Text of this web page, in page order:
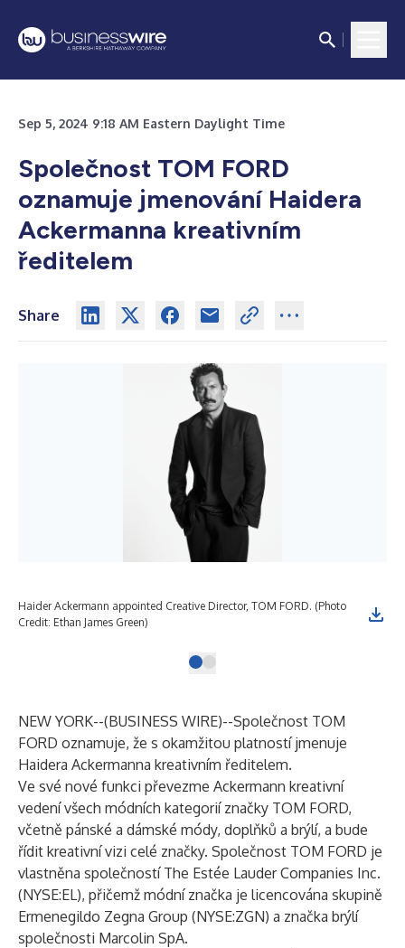
Sep 5, 2024 9:18 AM Eastern Daylight Time
Společnost TOM FORD
oznamuje jmenování Haidera
Ackermanna kreativním
ředitelem
Share
Haider Ackermann appointed Creative Director, TOM FORD. (Photo
Credit: Ethan James Green)
NEW YORK--(BUSINESS WIRE)--Společnost TOM
FORD oznamuje, že s okamžitou platností jmenuje
Haidera Ackermanna kreativním ředitelem.
Ve své nové funkci převezme Ackermann kreativní
vedení všech módních kategorií značky TOM FORD,
včetně pánské a dámské módy, doplňků a brýlí, a bude
řídit kreativní vizi celé značky. Společnost TOM FORD je
vlastněna společností The Estée Lauder Companies Inc.
(NYSE:EL), přičemž módní značka je licencována skupině
Ermenegildo Zegna Group (NYSE:ZGN) a značka brýlí
společnosti Marcolin SpA.